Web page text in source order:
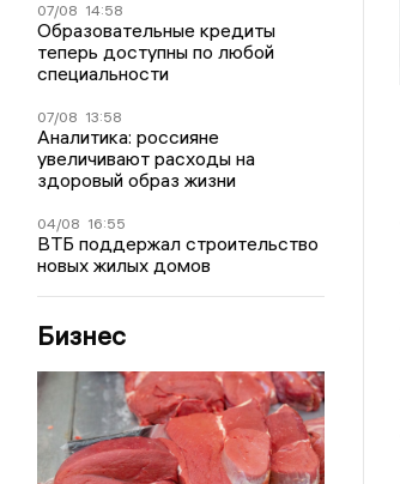
07/08 14:58
Образовательные кредиты
теперь доступны по любой
специальности
07/08 13:58
Аналитика: россияне
увеличивают расходы на
здоровый образ жизни
04/08 16:55
ВТБ поддержал строительство
новых жилых домов
Бизнес